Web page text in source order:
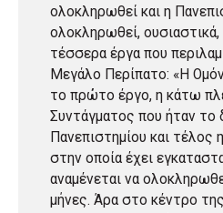
ολοκληρωθεί και η
ολοκληρωθεί,
τέσσερα έργα που
Μεγάλο Περίπατο: «Η
το πρώτο έργο, η κάτω
Συντάγματος που ήταν το
Πανεπιστημίου και τέλος
στην οποία έχει
αναμένεται να
μήνες. Άρα στο κέντρο